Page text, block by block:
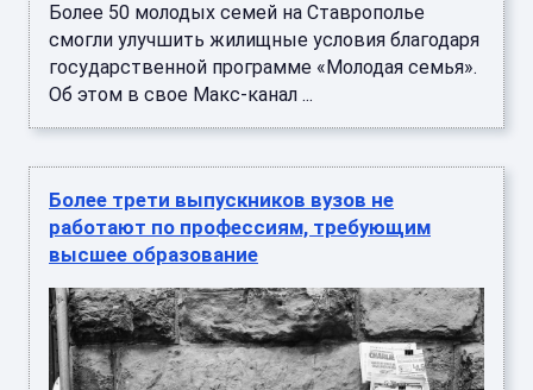
Более 50 молодых семей на Ставрополье
смогли улучшить жилищные условия благодаря
государственной программе «Молодая семья».
Об этом в свое Макс-канал ...
Более трети выпускников вузов не
работают по профессиям, требующим
высшее образование